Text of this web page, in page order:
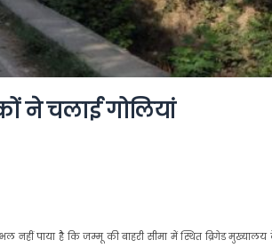
ने चलाई गोलियां
नहीं पाया हैै कि जम्मू की बाहरी सीमा में स्थित ब्रिगेड